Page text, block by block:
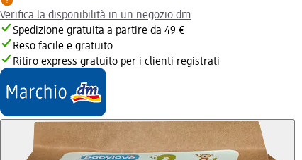
Verifica la disponibilità in un negozio dm
Spedizione gratuita a partire da 49 €
Reso facile e gratuito
Ritiro express gratuito per i clienti registrati